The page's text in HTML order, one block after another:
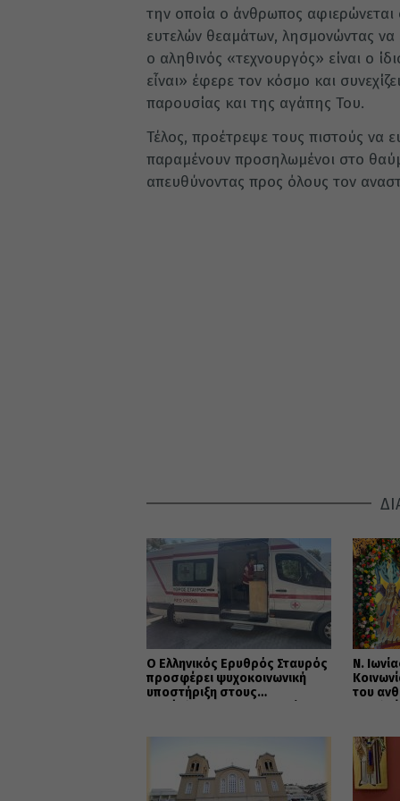
την οποία ο άνθρωπος
ευτελών θεαμάτων, λησμονώντας να
ο αληθινός «τεχνουργός» είναι ο
εἶναι» έφερε τον κόσμο και
παρουσίας και της αγάπης Του.
Τέλος, προέτρεψε τους πιστούς να
παραμένουν προσηλωμένοι στο
απευθύνοντας προς όλους τον
Ο Ελληνικός Ερυθρός Σταυρός
προσφέρει ψυχοκοινωνική
υποστήριξη στους
Ν.
του